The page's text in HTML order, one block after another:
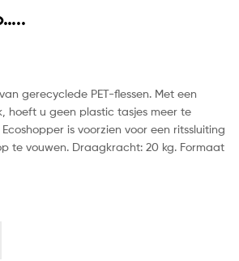
gerecyclede PET-flessen. Met een
hoeft u geen plastic tasjes meer te
is voorzien voor een ritssluiting
te vouwen. Draagkracht: 20 kg. Formaat